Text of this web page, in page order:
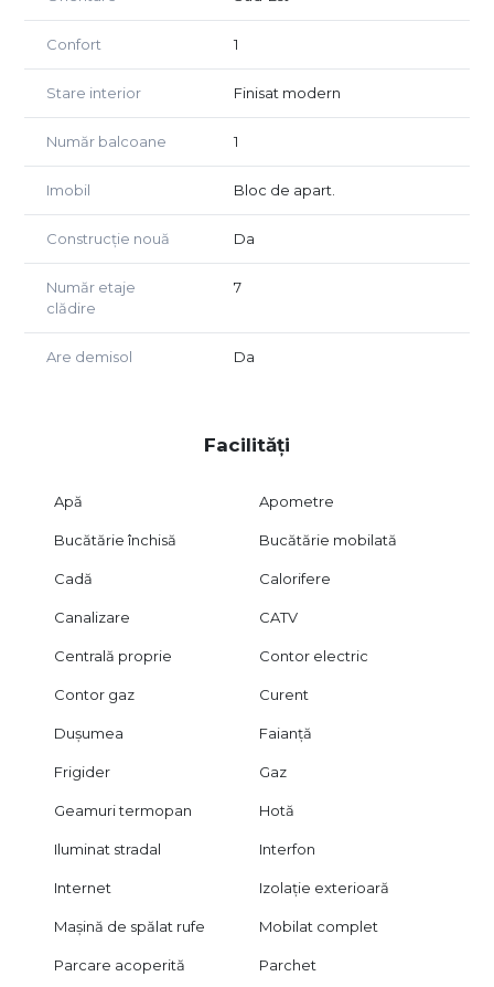
Confort 1
Stare interior Finisat modern
Număr balcoane 1
Imobil Bloc de apart.
Construcție nouă Da
Număr etaje
clădire
7
Are demisol Da
Facilități
Apă Apometre
Bucătărie închisă Bucătărie mobilată
Cadă Calorifere
Canalizare CATV
Centrală proprie Contor electric
Contor gaz Curent
Dușumea Faianță
Frigider Gaz
Geamuri termopan Hotă
Iluminat stradal Interfon
Internet Izolație exterioară
Mașină de spălat rufe Mobilat complet
Parcare acoperită Parchet